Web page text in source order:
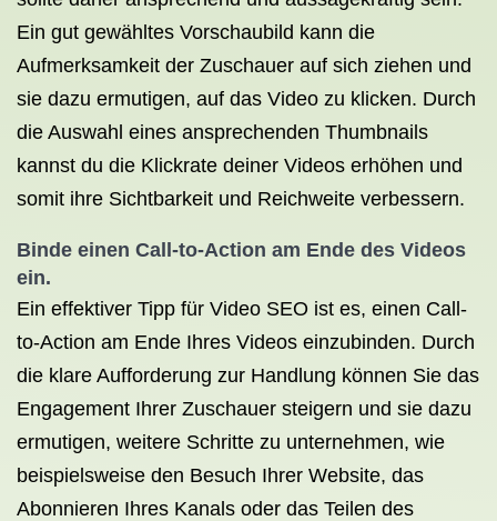
Ein gut gewähltes Vorschaubild kann die
Aufmerksamkeit der Zuschauer auf sich ziehen und
sie dazu ermutigen, auf das Video zu klicken. Durch
die Auswahl eines ansprechenden Thumbnails
kannst du die Klickrate deiner Videos erhöhen und
somit ihre Sichtbarkeit und Reichweite verbessern.
Binde einen Call-to-Action am Ende des Videos
ein.
Ein effektiver Tipp für Video SEO ist es, einen Call-
to-Action am Ende Ihres Videos einzubinden. Durch
die klare Aufforderung zur Handlung können Sie das
Engagement Ihrer Zuschauer steigern und sie dazu
ermutigen, weitere Schritte zu unternehmen, wie
beispielsweise den Besuch Ihrer Website, das
Abonnieren Ihres Kanals oder das Teilen des